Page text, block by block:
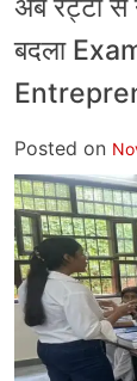
अब रट्टा से
बदला
Posted on